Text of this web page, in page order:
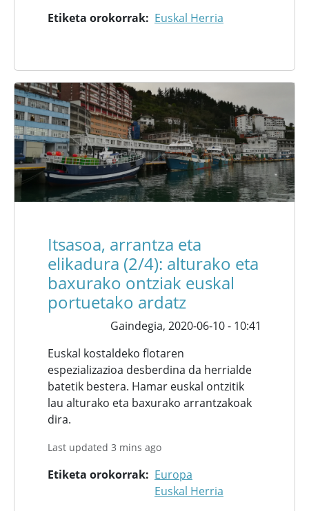
Etiketa orokorrak Euskal Herria
Itsasoa, arrantza eta
elikadura (2/4): alturako eta
baxurako ontziak euskal
portuetako ardatz
Gaindegia, 2020-06-10 - 10:41
Euskal kostaldeko flotaren
espezializazioa desberdina da herrialde
batetik bestera. Hamar euskal ontzitik
lau alturako eta baxurako arrantzakoak
dira.
Last updated 3 mins ago
Etiketa orokorrak
Europa
Euskal Herria